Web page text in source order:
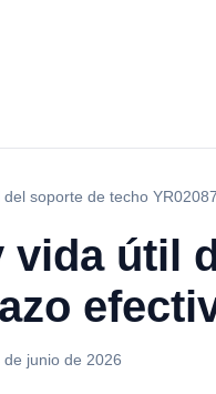
soporte de techo
vida útil
de junio de 2026